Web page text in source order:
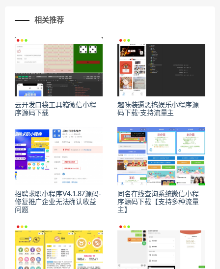
相关推荐
云开发口袋工具箱微信小程
序源码下载
趣味装逼恶搞娱乐小程序源
码下载-支持流量主
招聘求职小程序V4.1.87源码-
修复推广企业无法确认收益
问题
同名在线查询系统微信小程
序源码下载【支持多种流量
主】